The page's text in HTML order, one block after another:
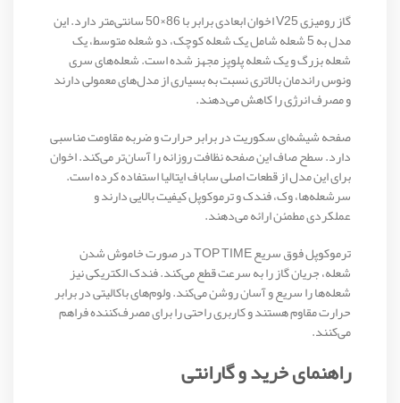
گاز رومیزی V25 اخوان ابعادی برابر با 86×50 سانتی‌متر دارد. این
مدل به 5 شعله شامل یک شعله کوچک، دو شعله متوسط، یک
شعله بزرگ و یک شعله پلوپز مجهز شده است. شعله‌های سری
ونوس راندمان بالاتری نسبت به بسیاری از مدل‌های معمولی دارند
و مصرف انرژی را کاهش می‌دهند.
صفحه شیشه‌ای سکوریت در برابر حرارت و ضربه مقاومت مناسبی
دارد. سطح صاف این صفحه نظافت روزانه را آسان‌تر می‌کند. اخوان
برای این مدل از قطعات اصلی ساباف ایتالیا استفاده کرده است.
سرشعله‌ها، وک، فندک و ترموکوپل کیفیت بالایی دارند و
عملکردی مطمئن ارائه می‌دهند.
ترموکوپل فوق سریع TOP TIME در صورت خاموش شدن
شعله، جریان گاز را به سرعت قطع می‌کند. فندک الکتریکی نیز
شعله‌ها را سریع و آسان روشن می‌کند. ولوم‌های باکالیتی در برابر
حرارت مقاوم هستند و کاربری راحتی را برای مصرف‌کننده فراهم
می‌کنند.
راهنمای خرید و گارانتی